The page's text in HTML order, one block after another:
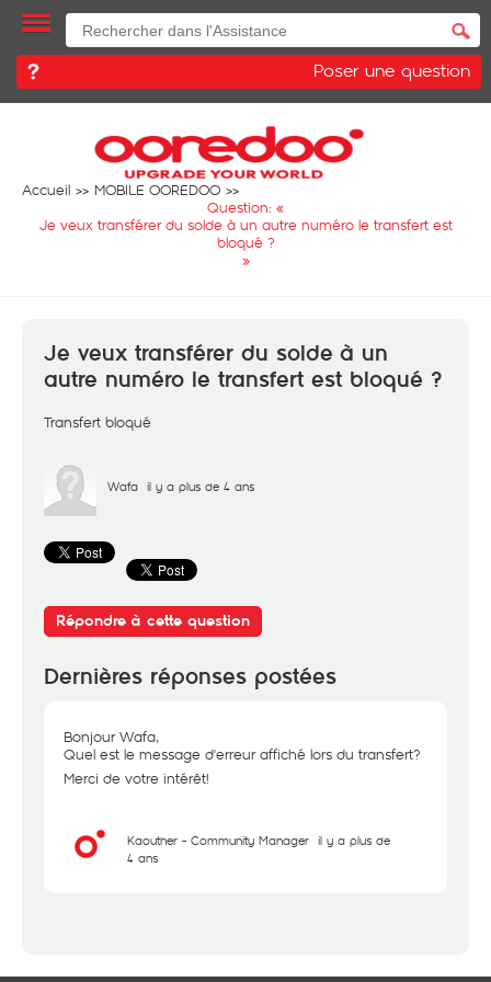
Poser une question
Accueil
MOBILE OOREDOO
Question: «
Je veux transférer du solde à un autre numéro le transfert est
bloqué ?
»
Je veux transférer du solde à un
autre numéro le transfert est bloqué ?
Transfert bloqué
Wafa il y a plus de 4 ans
Répondre à cette question
Dernières réponses postées
Bonjour Wafa,
Quel est le message d'erreur affiché lors du transfert?
Merci de votre intérêt!
Kaouther - Community Manager il y a plus de
4 ans